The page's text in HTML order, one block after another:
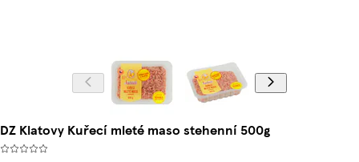
DZ Klatovy Kuřecí mleté maso stehenní 500g